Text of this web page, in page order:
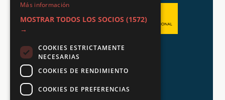
Aviso legal
Política de Privacidad
Más información
MOSTRAR TODOS LOS SOCIOS (1572)
→
COOKIES ESTRICTAMENTE
NECESARIAS
COOKIES DE RENDIMIENTO
COOKIES DE PREFERENCIAS